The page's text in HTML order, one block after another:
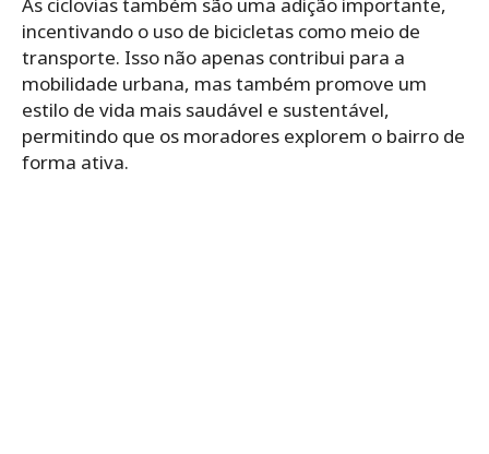
incentivando o uso de bicicletas como meio de
transporte. Isso não apenas contribui para a
mobilidade urbana, mas também promove um
estilo de vida mais saudável e sustentável,
permitindo que os moradores explorem o bairro de
forma ativa.